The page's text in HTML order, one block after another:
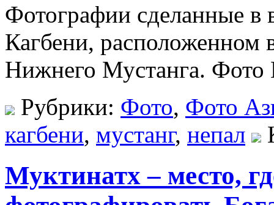
Фотографии сделанные в
Кагбени, расположенном
Нижнего Мустанга.
Рубрики: Фото, Фото
кагбени, мустанг, непал
Муктинатх – место,